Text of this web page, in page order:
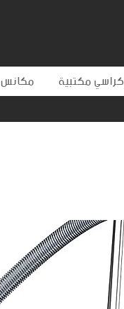
مكانس كراسي مكتبية